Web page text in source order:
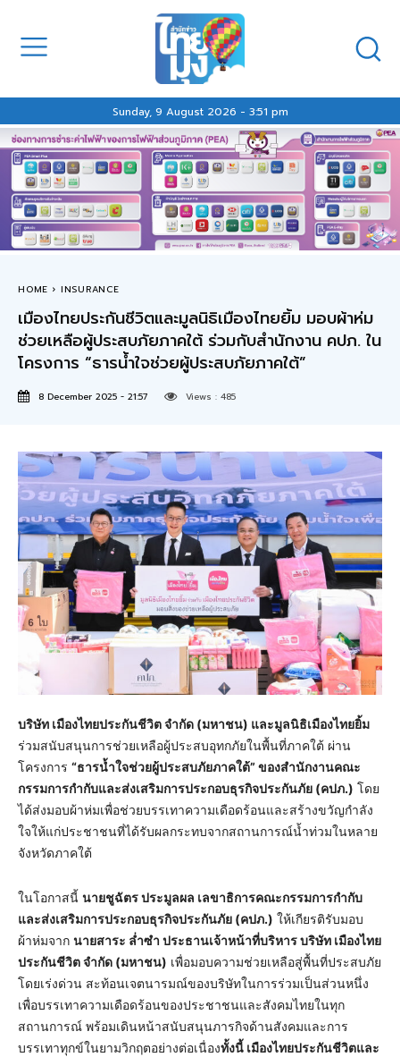
Sunday, 9 August 2026 - 3:51 pm
HOME INSURANCE
เมืองไทยประกันชีวิตและมูลนิธิเมืองไทยยิ้ม มอบผ้าห่ม
ช่วยเหลือผู้ประสบภัยภาคใต้ ร่วมกับสำนักงาน คปภ. ใน
โครงการ “ธารน้ำใจช่วยผู้ประสบภัยภาคใต้”
8 December 2025 - 21:57 Views : 485
บริษัท เมืองไทยประกันชีวิต จำกัด (มหาชน) และมูลนิธิเมืองไทยยิ้ม
ร่วมสนับสนุนการช่วยเหลือผู้ประสบอุทกภัยในพื้นที่ภาคใต้ ผ่าน
โครงการ “ธารน้ำใจช่วยผู้ประสบภัยภาคใต้” ของสำนักงานคณะ
กรรมการกำกับและส่งเสริมการประกอบธุรกิจประกันภัย (คปภ.) โดย
ได้ส่งมอบผ้าห่มเพื่อช่วยบรรเทาความเดือดร้อนและสร้างขวัญกำลัง
ใจให้แก่ประชาชนที่ได้รับผลกระทบจากสถานการณ์น้ำท่วมในหลาย
จังหวัดภาคใต้
ในโอกาสนี้ นายชูฉัตร ประมูลผล เลขาธิการคณะกรรมการกำกับ
และส่งเสริมการประกอบธุรกิจประกันภัย (คปภ.) ให้เกียรติรับมอบ
ผ้าห่มจาก นายสาระ ล่ำซำ ประธานเจ้าหน้าที่บริหาร บริษัท เมืองไทย
ประกันชีวิต จำกัด (มหาชน) เพื่อมอบความช่วยเหลือสู่พื้นที่ประสบภัย
โดยเร่งด่วน สะท้อนเจตนารมณ์ของบริษัทในการร่วมเป็นส่วนหนึ่ง
เพื่อบรรเทาความเดือดร้อนของประชาชนและสังคมไทยในทุก
สถานการณ์ พร้อมเดินหน้าสนับสนุนภารกิจด้านสังคมและการ
บรรเทาทุกข์ในยามวิกฤตอย่างต่อเนื่องทั้งนี้ เมืองไทยประกันชีวิตและ